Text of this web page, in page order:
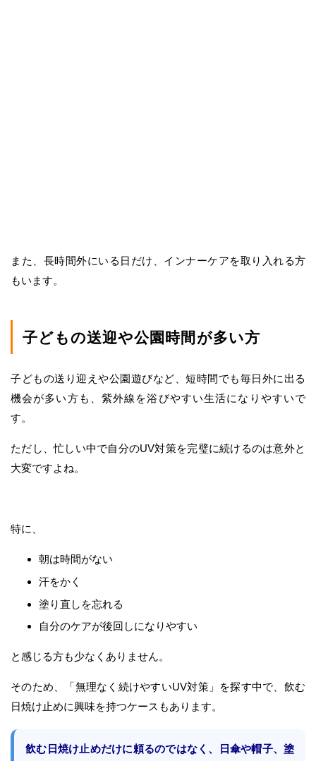
また、長時間外にいる日だけ、インナーケアを取り入れる方
もいます。
子どもの送迎や公園時間が多い方
子どもの送り迎えや公園遊びなど、短時間でも毎日外に出る
機会が多い方も、紫外線を浴びやすい生活になりやすいで
す。
ただし、忙しい中で自分のUV対策を完璧に続けるのは意外と
大変ですよね。
特に、
朝は時間がない
汗をかく
塗り直しを忘れる
自分のケアが後回しになりやすい
と感じる方も少なくありません。
そのため、「無理なく続けやすいUV対策」を探す中で、飲む
日焼け止めに興味を持つケースもあります。
飲む日焼け止めだけに頼るのではなく、日傘や帽子、塗